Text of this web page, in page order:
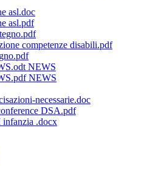
asl.doc
asl.pdf
competenze disabili.pdf
NEWS
NEWS
necessarie.doc
DSA.pdf
infanzia .docx